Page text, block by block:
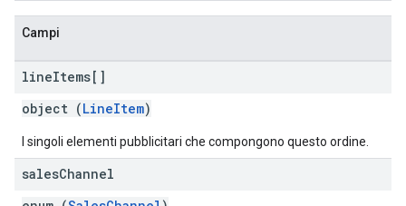
Campi
lineItems[]
object (LineItem)
I singoli elementi pubblicitari che compongono questo ordine.
salesChannel